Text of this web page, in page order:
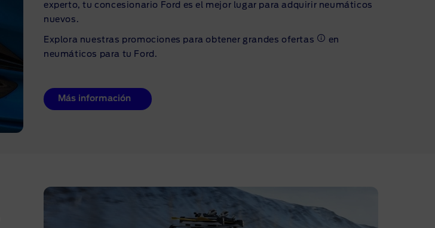
experto, tu concesionario Ford es el mejor lugar para adquirir neumáticos
nuevos.
Explora nuestras promociones para obtener grandes ofertas
en
neumáticos para tu Ford.
Más información